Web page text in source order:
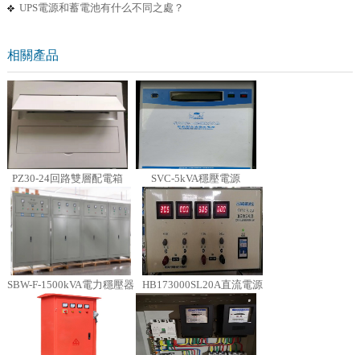
UPS電源和蓄電池有什么不同之處？
相關產品
PZ30-24回路雙層配電箱 SVC-5kVA穩壓電源
SBW-F-1500kVA電力穩壓器 HB173000SL20A直流電源